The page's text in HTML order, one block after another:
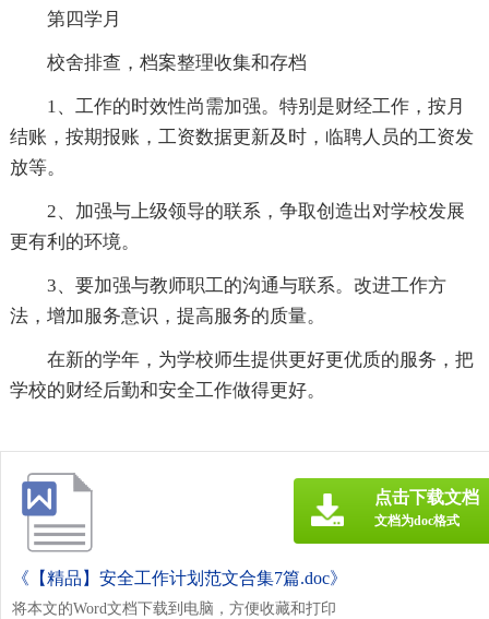
第四学月
校舍排查，档案整理收集和存档
1、工作的时效性尚需加强。特别是财经工作，按月
结账，按期报账，工资数据更新及时，临聘人员的工资发
放等。
2、加强与上级领导的联系，争取创造出对学校发展
更有利的环境。
3、要加强与教师职工的沟通与联系。改进工作方
法，增加服务意识，提高服务的质量。
在新的学年，为学校师生提供更好更优质的服务，把
学校的财经后勤和安全工作做得更好。
《【精品】安全工作计划范文合集7篇.doc》
将本文的Word文档下载到电脑，方便收藏和打印
点击下载文档
文档为doc格式